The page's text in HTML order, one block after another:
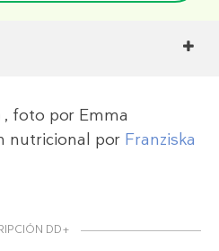
, foto por Emma
nutricional por Franziska
DD+